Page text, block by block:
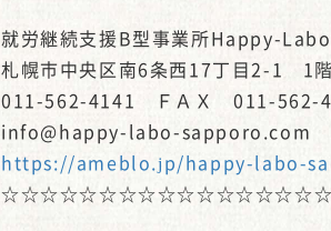
就労継続支援B型事業所Happy-Labo
札幌市中央区南6条西17丁目2-1 1階
011-562-4141 ＦＡＸ 011-562-
info@happy-labo-sapporo.com
https://ameblo.jp/happy-labo-